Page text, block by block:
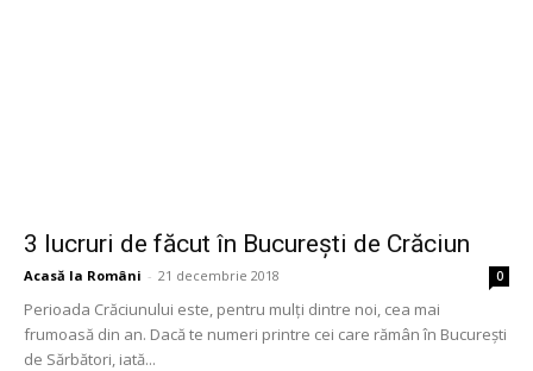
3 lucruri de făcut în București de Crăciun
Acasă la Români - 21 decembrie 2018 0
Perioada Crăciunului este, pentru mulți dintre noi, cea mai
frumoasă din an. Dacă te numeri printre cei care rămân în București
de Sărbători, iată...